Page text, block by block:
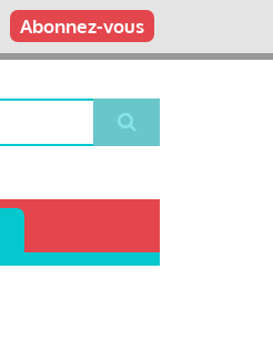
Abonnez-vous